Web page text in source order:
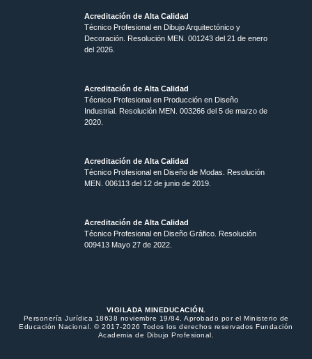
Acreditación de Alta Calidad
Técnico Profesional en Dibujo Arquitectónico y
Decoración. Resolución MEN. 001243 del 21 de enero
del 2026.
Acreditación de Alta Calidad
Técnico Profesional en Producción en Diseño
Industrial. Resolución MEN. 003266 del 5 de marzo de
2020.
Acreditación de Alta Calidad
Técnico Profesional en Diseño de Modas. Resolución
MEN. 006113 del 12 de junio de 2019.
Acreditación de Alta Calidad
Técnico Profesional en Diseño Gráfico. Resolución
009413 Mayo 27 de 2022.
VIGILADA MINEDUCACIÓN.
Personería Jurídica 18638 noviembre 19/84. Aprobado por el Ministerio de
Educación Nacional. © 2017-2026 Todos los derechos reservados Fundación
Academia de Dibujo Profesional.